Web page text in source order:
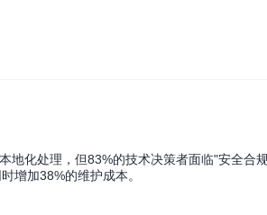
化处理，但83%的技术决策者面临"安全合
增加38%的维护成本。